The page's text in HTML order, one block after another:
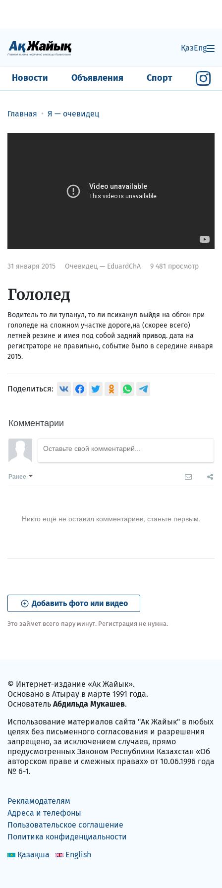
ҚазEng
Новости Объявления Спорт
Главная Я — очевидец
31 января 2015 Очевидец — EduardChA 9 481 просмотр
Гололед
Водитель то ли тупанул, то ли психанул выйдя на обгон при
гололеде на сложном участке дороге,на (скорее всего)
летней резине и имея под собой задний привод. дата на
регистраторе не правильно, событие было в середине января
2015.
Поделиться:
Комментарии
Ранее
Никто ещё не оставил комментариев, станьте первым.
Добавить фото или видео
Это займет всего пару минут. Регистрация не нужна.
© Интернет-издание «Ак Жайык».
Основано в Атырау в марте 1991 года.
Основатель Абдильда Мукашев.
Использование материалов сайта "Ак Жайык" в любых
целях без письменного согласования и разрешения
запрещено, за исключением случаев, прямо
предусмотренных Законом Республики Казахстан «Об
авторском праве и смежных правах» от 10.06.1996 года
№ 6-1.
Рекламодателям
Адреса и телефоны
Пользовательское соглашение
Политика конфиденциальности
Қазақша
English